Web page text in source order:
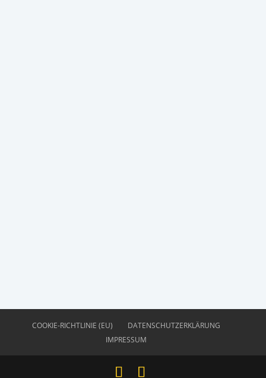
COOKIE-RICHTLINIE (EU)
DATENSCHUTZERKLÄRUNG
IMPRESSUM